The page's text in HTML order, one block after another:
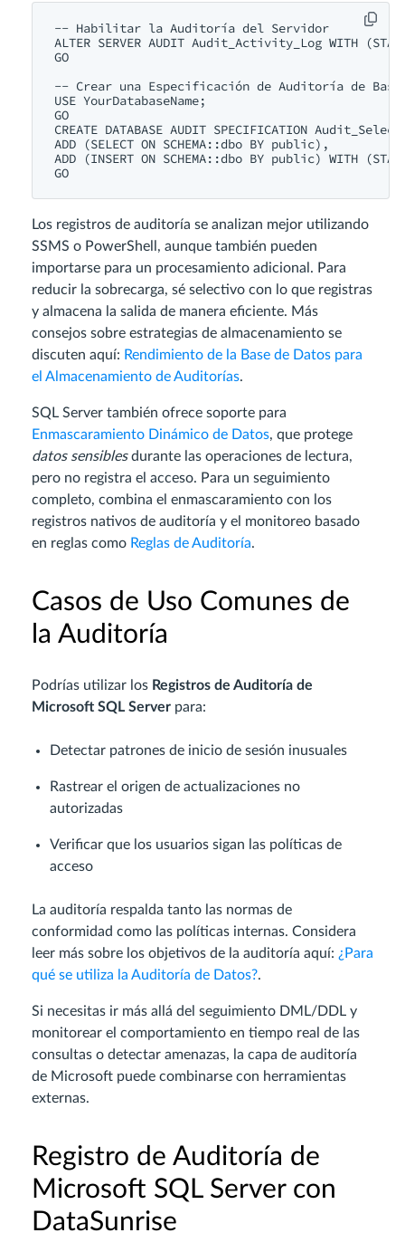
-- Habilitar la Auditoría del Servidor
ALTER SERVER AUDIT Audit_Activity_Log WITH
GO
-- Crear una Especificación de Auditoría de
USE YourDatabaseName;
CREATE DATABASE AUDIT SPECIFICATION
ADD (SELECT ON SCHEMA::dbo BY public
ADD (INSERT ON SCHEMA::dbo BY public) WITH
Los registros de auditoría se analizan mejor utilizando
SSMS o PowerShell, aunque también pueden
importarse para un procesamiento adicional. Para
reducir la sobrecarga, sé selectivo con lo que registras
y almacena la salida de manera eficiente. Más
consejos sobre estrategias de almacenamiento se
discuten aquí: Rendimiento de la Base de Datos para
el Almacenamiento de Auditorías.
SQL Server también ofrece soporte para
Enmascaramiento Dinámico de Datos, que protege
datos sensiblesdurante las operaciones de lectura,
pero no registra el acceso. Para un seguimiento
completo, combina el enmascaramiento con los
registros nativos de auditoría y el monitoreo basado
en reglas como Reglas de Auditoría.
Casos de Uso Comunes de
la Auditoría
Podrías utilizar los Registros de Auditoría de
Microsoft SQL Server para:
Detectar patrones de inicio de sesión inusuales
Rastrear el origen de actualizaciones no
autorizadas
Verificar que los usuarios sigan las políticas de
acceso
La auditoría respalda tanto las normas de
conformidad como las políticas internas. Considera
leer más sobre los objetivos de la auditoría aquí: ¿Para
qué se utiliza la Auditoría de Datos?.
Si necesitas ir más allá del seguimiento DML/DDL y
monitorear el comportamiento en tiempo real de las
consultas o detectar amenazas, la capa de auditoría
de Microsoft puede combinarse con herramientas
externas.
Registro de Auditoría de
Microsoft SQL Server con
DataSunrise